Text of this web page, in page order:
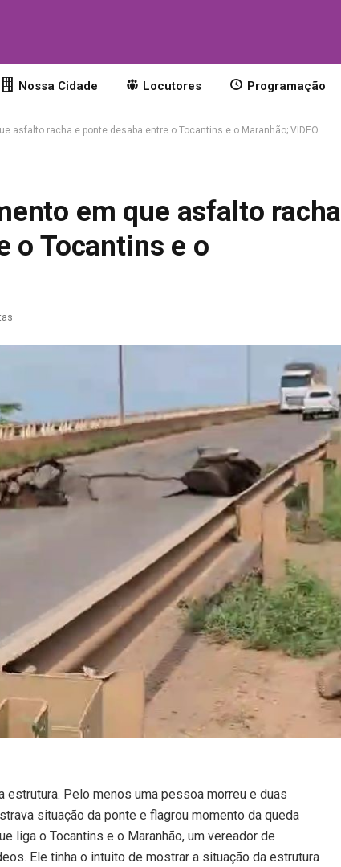
Nossa Cidade Locutores Programação
asfalto racha e ponte desaba entre o Tocantins e o Maranhão; VÍDEO
em que asfalto racha
o Tocantins e o
estrutura. Pelo menos uma pessoa morreu e duas
situação da ponte e flagrou momento da queda
liga o Tocantins e o Maranhão, um vereador de
Ele tinha o intuito de mostrar a situação da estrutura